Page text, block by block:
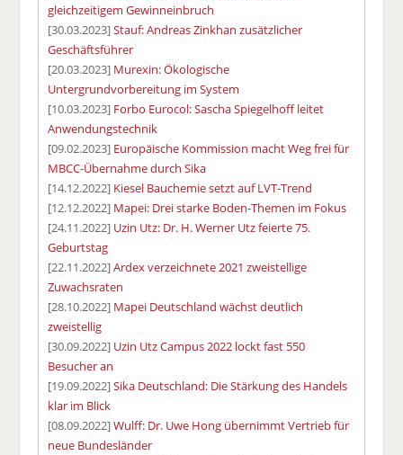
gleichzeitigem Gewinneinbruch
[30.03.2023]Stauf: Andreas Zinkhan zusätzlicher
Geschäftsführer
[20.03.2023] Murexin: Ökologische
Untergrundvorbereitung im System
[10.03.2023] Forbo Eurocol: Sascha Spiegelhoff leitet
Anwendungstechnik
[09.02.2023] Europäische Kommission macht Weg frei für
MBCC-Übernahme durch Sika
[14.12.2022] Kiesel Bauchemie setzt auf LVT-Trend
[12.12.2022] Mapei: Drei starke Boden-Themen im Fokus
[24.11.2022] Uzin Utz: Dr. H. Werner Utz feierte 75.
Geburtstag
[22.11.2022]Ardex verzeichnete 2021 zweistellige
Zuwachsraten
[28.10.2022] Mapei Deutschland wächst deutlich
zweistellig
[30.09.2022] Uzin Utz Campus 2022 lockt fast 550
Besucher an
[19.09.2022]Sika Deutschland: Die Stärkung des Handels
klar im Blick
[08.09.2022]Wulff: Dr. Uwe Hong übernimmt Vertrieb für
neue Bundesländer